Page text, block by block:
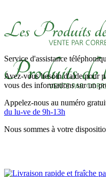
Service d'assistance
Avez-vous besoin d'aide pour
vous des informations sur un
Appelez-nous au numéro
du lu-ve de 9h-13h
Nous sommes à votre